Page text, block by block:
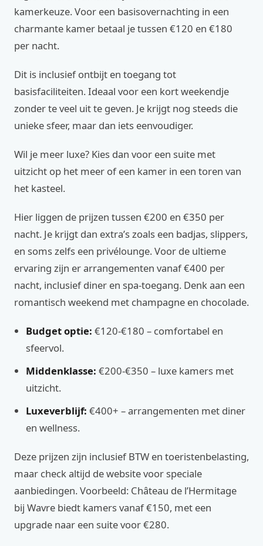
kamerkeuze. Voor een basisovernachting in een
charmante kamer betaal je tussen €120 en €180
per nacht.
Dit is inclusief ontbijt en toegang tot
basisfaciliteiten. Ideaal voor een kort weekendje
zonder te veel uit te geven. Je krijgt nog steeds die
unieke sfeer, maar dan iets eenvoudiger.
Wil je meer luxe? Kies dan voor een suite met
uitzicht op het meer of een kamer in een toren van
het kasteel.
Hier liggen de prijzen tussen €200 en €350 per
nacht. Je krijgt dan extra’s zoals een badjas, slippers,
en soms zelfs een privélounge. Voor de ultieme
ervaring zijn er arrangementen vanaf €400 per
nacht, inclusief diner en spa-toegang. Denk aan een
romantisch weekend met champagne en chocolade.
Budget optie: €120-€180 – comfortabel en
sfeervol.
Middenklasse: €200-€350 – luxe kamers met
uitzicht.
Luxeverblijf: €400+ – arrangementen met diner
en wellness.
Deze prijzen zijn inclusief BTW en toeristenbelasting,
maar check altijd de website voor speciale
aanbiedingen. Voorbeeld: Château de l’Hermitage
bij Wavre biedt kamers vanaf €150, met een
upgrade naar een suite voor €280.